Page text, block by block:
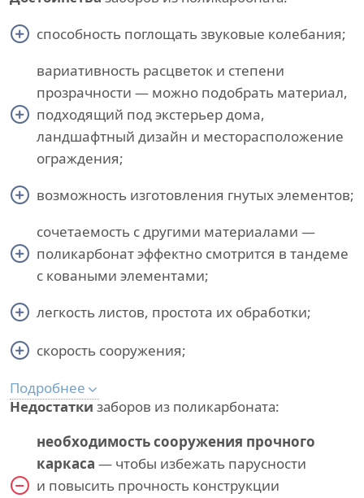
способность поглощать звуковые колебания;
вариативность расцветок и степени
прозрачности — можно подобрать материал,
подходящий под экстерьер дома,
ландшафтный дизайн и месторасположение
ограждения;
возможность изготовления гнутых элементов;
сочетаемость с другими материалами —
поликарбонат эффектно смотрится в тандеме
с коваными элементами;
легкость листов, простота их обработки;
скорость сооружения;
Подробнее
Недостатки заборов из поликарбоната:
необходимость сооружения прочного
каркаса — чтобы избежать парусности
и повысить прочность конструкции